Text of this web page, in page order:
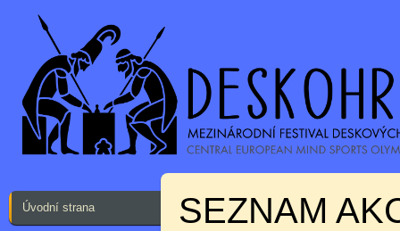
Úvodní strana SEZNAM